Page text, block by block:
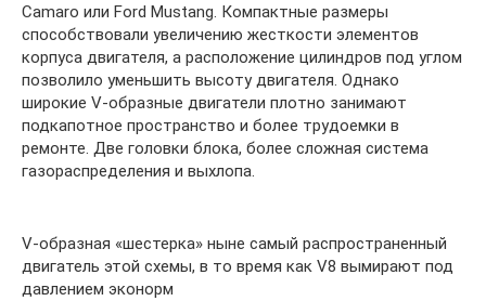
Camaro или Ford Mustang. Компактные размеры
способствовали увеличению жесткости элементов
корпуса двигателя, а расположение цилиндров под углом
позволило уменьшить высоту двигателя. Однако
широкие V-образные двигатели плотно занимают
подкапотное пространство и более трудоемки в
ремонте. Две головки блока, более сложная система
газораспределения и выхлопа.
V-образная «шестерка» ныне самый распространенный
двигатель этой схемы, в то время как V8 вымирают под
давлением эконорм